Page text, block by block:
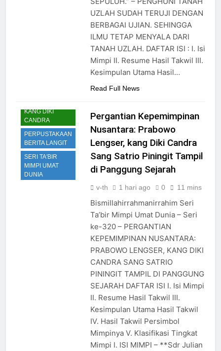
UZLAH SUDAH TERUJI DENGAN
BERBAGAI UJIAN. SEHINGGA
ILMU TETAP MENYALA DARI
TANAH UZLAH. DAFTAR ISI : I. Isi
Mimpi II. Resume Hasil Takwil III.
Kesimpulan Utama Hasil…
Read Full News
KANG DIKI
CANDRA
PERPUSTAKAAN
BERITA LANGIT
SERI TA'BIR
MIMPI UMAT
DUNIA
Pergantian Kepemimpinan
Nusantara: Prabowo
Lengser, kang Diki Candra
Sang Satrio Piningit Tampil
di Panggung Sejarah
v-th 1 hari ago 0 11 mins
Bismillahirrahmanirrahim Seri
Ta’bir Mimpi Umat Dunia – Seri
ke-320 – PERGANTIAN
KEPEMIMPINAN NUSANTARA:
PRABOWO LENGSER, KANG DIKI
CANDRA SANG SATRIO
PININGIT TAMPIL DI PANGGUNG
SEJARAH DAFTAR ISI I. Isi Mimpi
II. Resume Hasil Takwil III.
Kesimpulan Utama Hasil Takwil
IV. Hasil Takwil Persimbol
Mimpinya V. Klasifikasi Tingkat
Mimpi I. ISI MIMPI – **Sdr Julian